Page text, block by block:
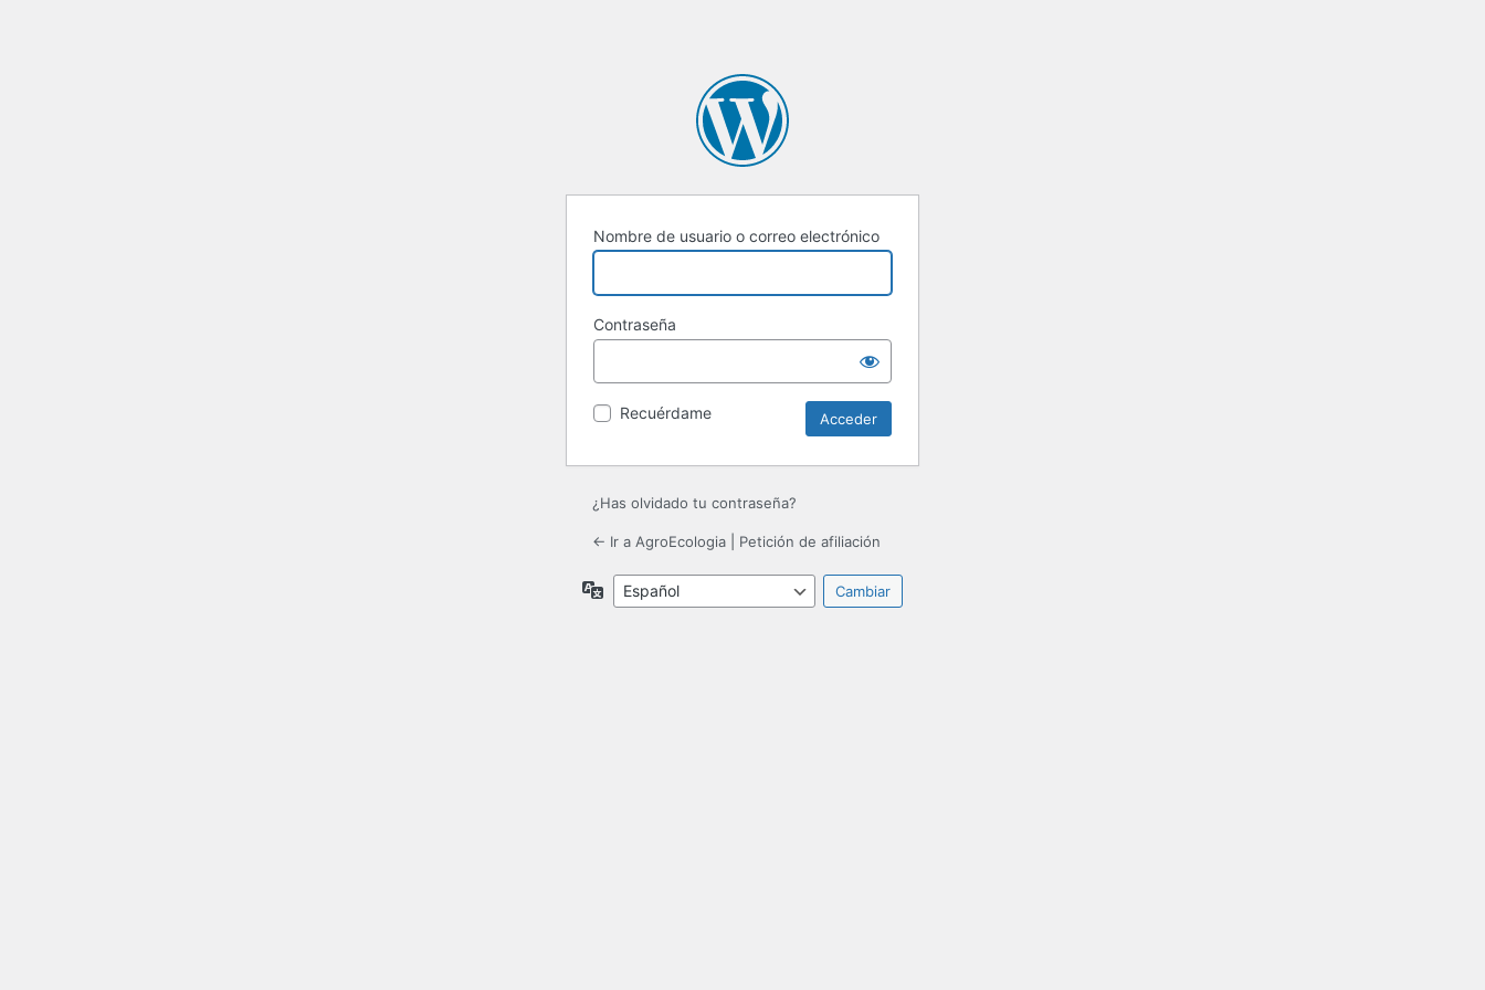
Nombre de usuario o correo electrónico
Contraseña
Recuérdame
¿Has olvidado tu contraseña?
← Ir a AgroEcologia Petición de afiliación
Idioma